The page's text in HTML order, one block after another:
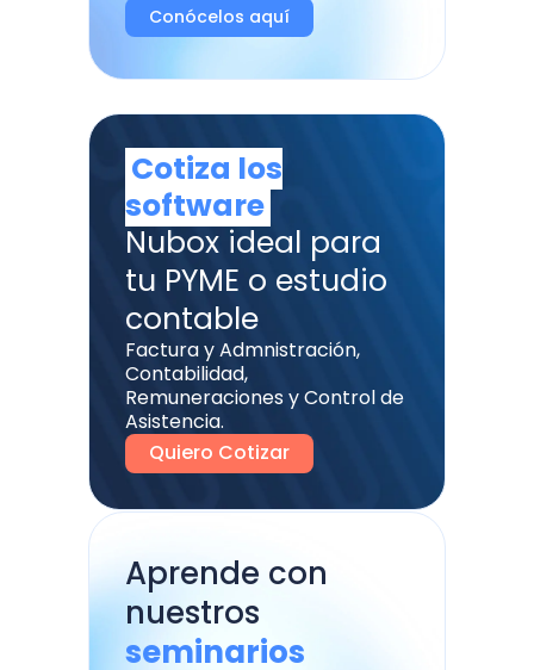
Conócelos aquí
Aprende con
nuestros
seminarios
Cotiza los
software
Nubox ideal para
tu PYME o estudio
contable
Factura y Admnistración,
Contabilidad,
Remuneraciones y Control de
Asistencia.
Quiero Cotizar